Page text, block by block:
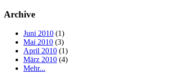
Archive
Juni 2010 (1)
Mai 2010 (3)
April 2010 (1)
März 2010 (4)
Mehr...